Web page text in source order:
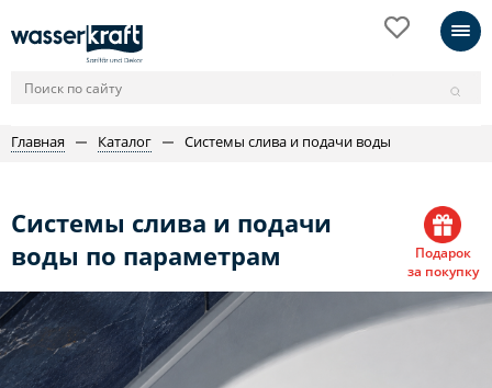
Главная Каталог Системы слива и подачи воды
Системы слива и подачи
воды по параметрам
Подарок
за покупку